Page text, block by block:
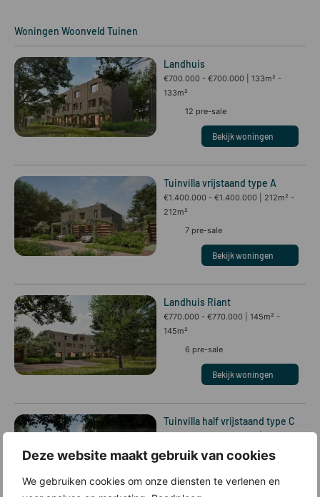
Deze website maakt gebruik van cookies
We gebruiken cookies om onze diensten te verlenen en
Woningen Woonveld Tuinen
Landhuis
€700.000 - €700.000
133m² -
133m²
12 pre-sale
Bekijk woningen
Tuinvilla vrijstaand type A
€1.400.000 - €1.400.000
212m² -
212m²
7 pre-sale
Bekijk woningen
Landhuis Riant
€770.000 - €770.000
145m² -
145m²
6 pre-sale
Bekijk woningen
Tuinvilla half vrijstaand type C
202m²